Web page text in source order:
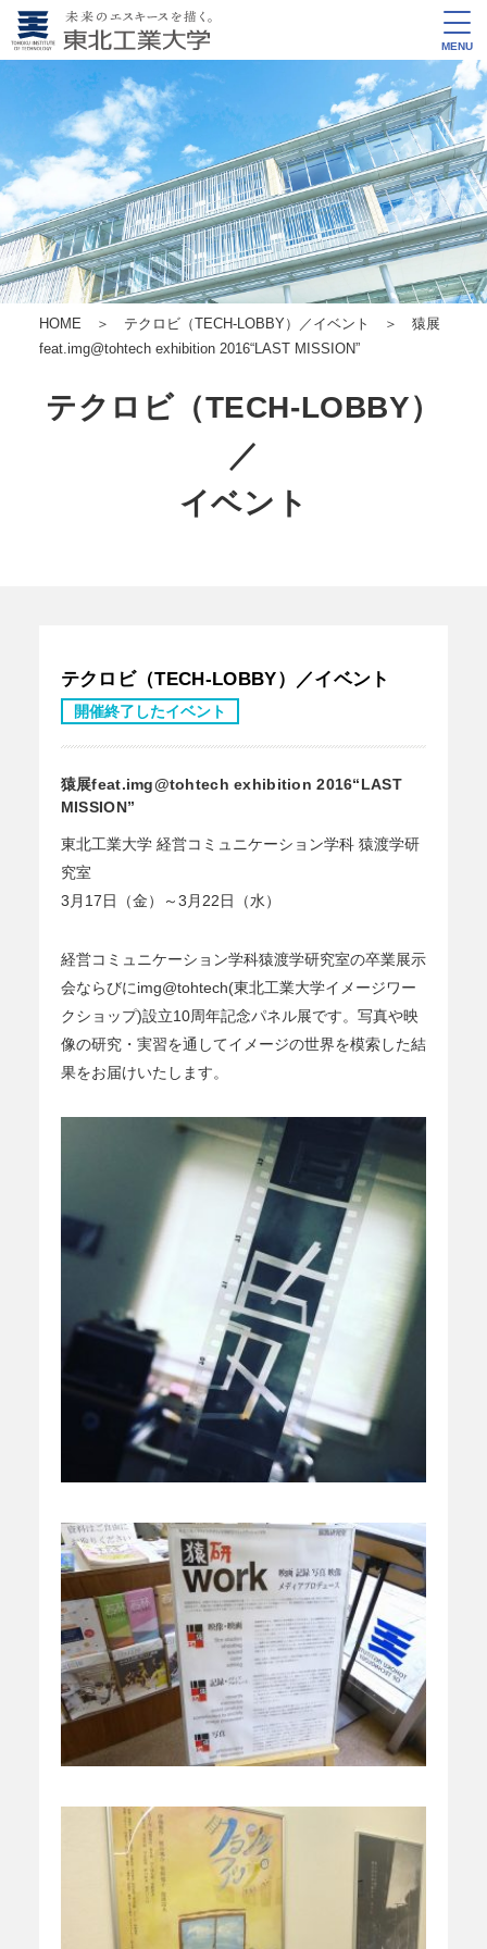
MENU
HOME ＞ テクロビ（TECH-LOBBY）／イベント
＞ 猿展
feat.img@tohtech exhibition 2016“LAST MISSION”
テクロビ（TECH-LOBBY）
／
イベント
テクロビ（TECH-LOBBY）／イベント
開催終了したイベント
猿展feat.img@tohtech exhibition 2016“LAST
MISSION”
東北工業大学 経営コミュニケーション学科 猿渡学研
究室
3月17日（金）～3月22日（水）
経営コミュニケーション学科猿渡学研究室の卒業展示
会ならびにimg@tohtech(東北工業大学イメージワー
クショップ)設立10周年記念パネル展です。写真や映
像の研究・実習を通してイメージの世界を模索した結
果をお届けいたします。